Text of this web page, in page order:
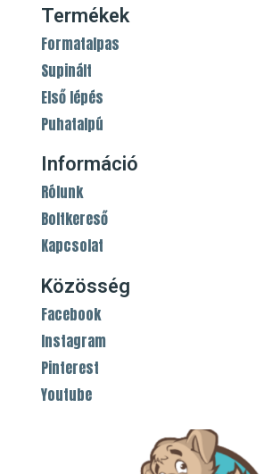
Termékek
Formatalpas
Supinált
Első lépés
Puhatalpú
Információ
Rólunk
Boltkereső
Kapcsolat
Közösség
Facebook
Instagram
Pinterest
Youtube